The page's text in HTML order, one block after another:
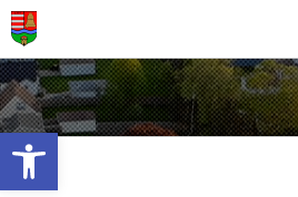
Eszköztár megnyitása
Kihagyás